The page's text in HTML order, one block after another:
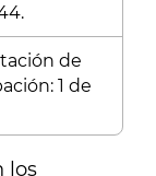
de
1 de
los